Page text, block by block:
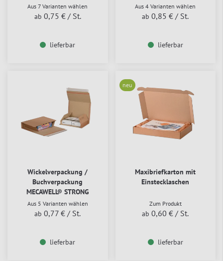
Aus 7 Varianten wählen
ab 0,75 € / St.
lieferbar
Aus 4 Varianten wählen
ab 0,85 € / St.
lieferbar
Wickelverpackung /
Buchverpackung
MECAWELL® STRONG
Aus 5 Varianten wählen
ab 0,77 € / St.
lieferbar
neu
Maxibriefkarton mit
Einstecklaschen
Zum Produkt
ab 0,60 € / St.
lieferbar